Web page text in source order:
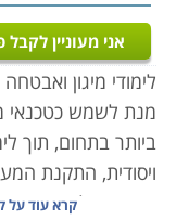
אני מעוניין לקבל
לימודי מיגון
מנת לשמש כטכנאי
ביותר בתחום, תוך
ויסודית, התקנת
באופן יעילקרא עוד על